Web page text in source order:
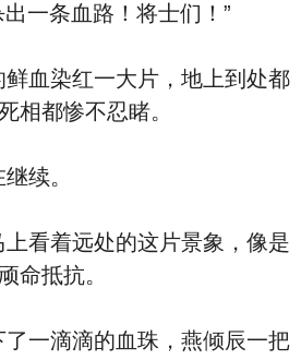
一条血路！将士们！”
染红一大片，地上到处都
相都惨不忍睹。
续。
着远处的这片景象，像是
命抵抗。
滴滴的血珠，燕倾辰一把